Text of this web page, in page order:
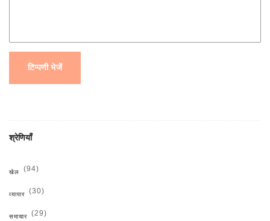
टिप्पणी भेजें
श्रेणियाँ
खेल (94)
व्यापार (30)
समाचार (29)